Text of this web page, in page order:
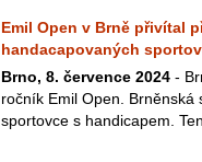
Emil Open v Brně přivítal
handacapovaných
Brno, 8. července 2024 -
ročník Emil Open.
sportovce s handicapem.